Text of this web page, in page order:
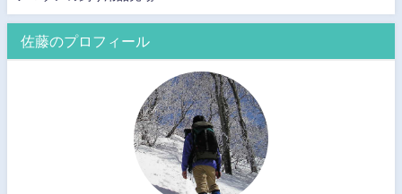
佐藤のプロフィール